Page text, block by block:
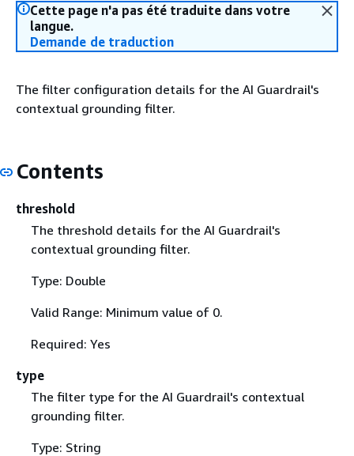
Cette page n'a pas été traduite dans votre
langue.
Demande de traduction
The filter configuration details for the AI Guardrail's
contextual grounding filter.
Contents
threshold
The threshold details for the AI Guardrail's
contextual grounding filter.
Type: Double
Valid Range: Minimum value of 0.
Required: Yes
type
The filter type for the AI Guardrail's contextual
grounding filter.
Type: String